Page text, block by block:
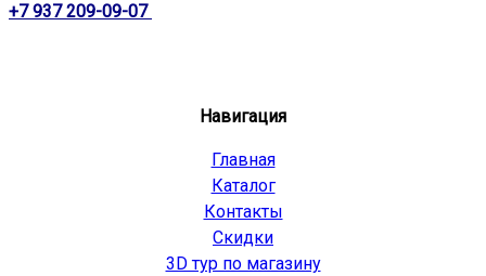
+7 937 209-09-07
Навигация
Главная
Каталог
Контакты
Скидки
3D тур по магазину